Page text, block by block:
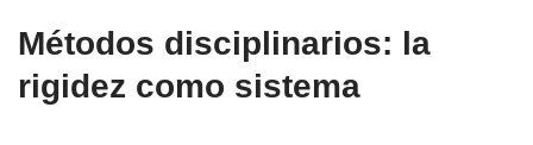
Métodos disciplinarios: la
rigidez como sistema